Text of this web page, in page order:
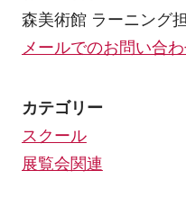
森美術館 ラーニング
メールでのお問い合
カテゴリー
スクール
展覧会関連